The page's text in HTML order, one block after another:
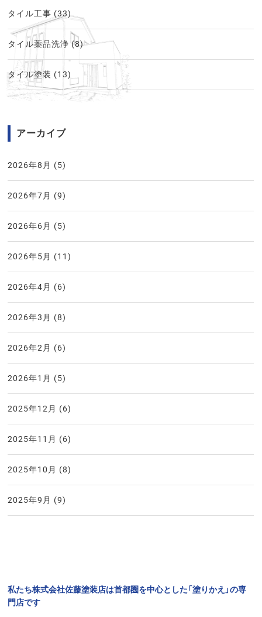
タイル工事 (33)
タイル薬品洗浄(8)
タイル塗装 (13)
アーカイブ
2026年8月 (5)
2026年7月 (9)
2026年6月 (5)
2026年5月 (11)
2026年4月 (6)
2026年3月 (8)
2026年2月 (6)
2026年1月 (5)
2025年12月 (6)
2025年11月 (6)
2025年10月 (8)
2025年9月 (9)
私たち株式会社佐藤塗装店は首都圏を中心とした「塗りかえ」の専
門店です